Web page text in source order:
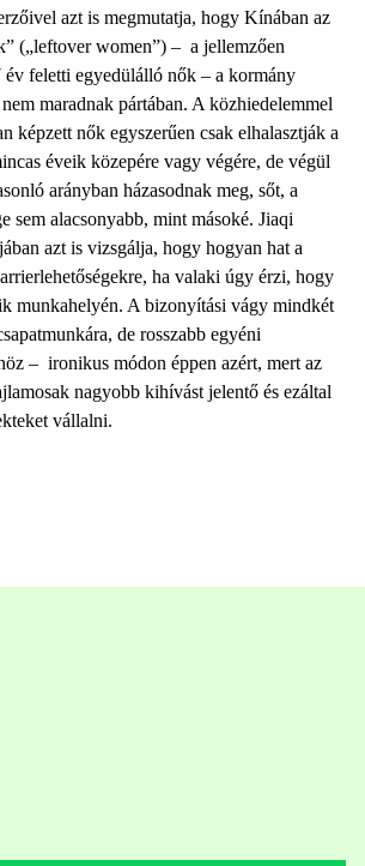
azt is megmutatja, hogy Kínában az
(„leftover women”) – a jellemzően
év feletti egyedülálló nők – a kormány
maradnak pártában. A közhiedelemmel
képzett nők egyszerűen csak elhalasztják a
éveik közepére vagy végére, de végül
arányban házasodnak meg, sőt, a
sem alacsonyabb, mint másoké. Jiaqi
azt is vizsgálja, hogy hogyan hat a
ha valaki úgy érzi, hogy
munkahelyén. A bizonyítási vágy mindkét
de rosszabb egyéni
– ironikus módon éppen azért, mert az
nagyobb kihívást jelentő és ezáltal
vállalni.